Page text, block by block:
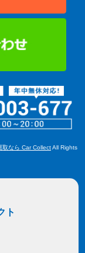
取なら Car CollectAll Rights
ト